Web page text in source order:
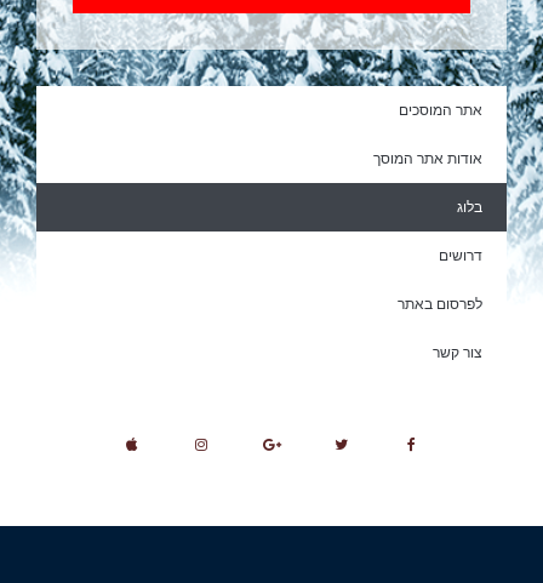
אתר המוסכים
אודות אתר המוסך
בלוג
דרושים
לפרסום באתר
צור קשר